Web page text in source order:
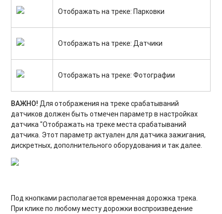
Отображать на треке: Парковки
Отображать на треке: Датчики
Отображать на треке: Фотографии
ВАЖНО!Для отображения на треке срабатываний
датчиков должен быть отмечен параметр в настройках
датчика "Отображать на треке места срабатываний
датчика. Этот параметр актуален для датчика зажигания,
дискретных, дополнительного оборудования и так далее.
Под кнопками располагается временная дорожка трека.
При клике по любому месту дорожки воспроизведение